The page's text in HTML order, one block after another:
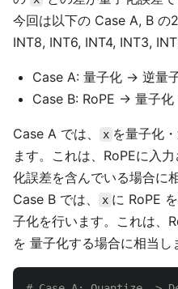
今回は以下の Case A, B の
INT8, INT6, INT4, INT3,
Case A: 量子化 -> 逆量
Case B: RoPE -> 量子
Case A では、 x を量子化
ます。これは、RoPEに入
化誤差を含んでいる場合に
Case B では、
x に RoPE
子化を行います。これは、
を 量子化する場合に相当し